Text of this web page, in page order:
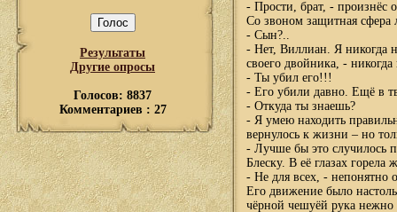
Результаты
Другие опросы
Голосов: 8837
Комментариев : 27
- Прости, брат, - произнёс
Со звоном защитная сфера
- Сын?..
- Нет, Виллиан. Я никогда
своего двойника, -
- Ты убил его!!!
- Его убили давно. Ещё в
- Откуда ты знаешь?
- Я умею находить
вернулось к жизни – но
- Лучше бы это случилось
Блеску. В её глазах горела
- Не для всех, - непонятно
Его движение было
чёрной чешуёй рука нежно